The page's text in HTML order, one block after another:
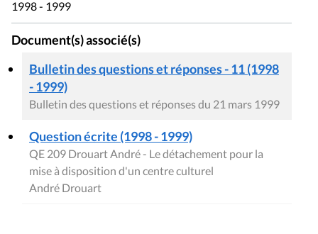
1998 - 1999
Document(s) associé(s)
Bulletin des questions et réponses - 11 (1998
- 1999)
Bulletin des questions et réponses du 21 mars 1999
Question écrite (1998 - 1999)
QE 209 Drouart André - Le détachement pour la
mise à disposition d'un centre culturel
André Drouart